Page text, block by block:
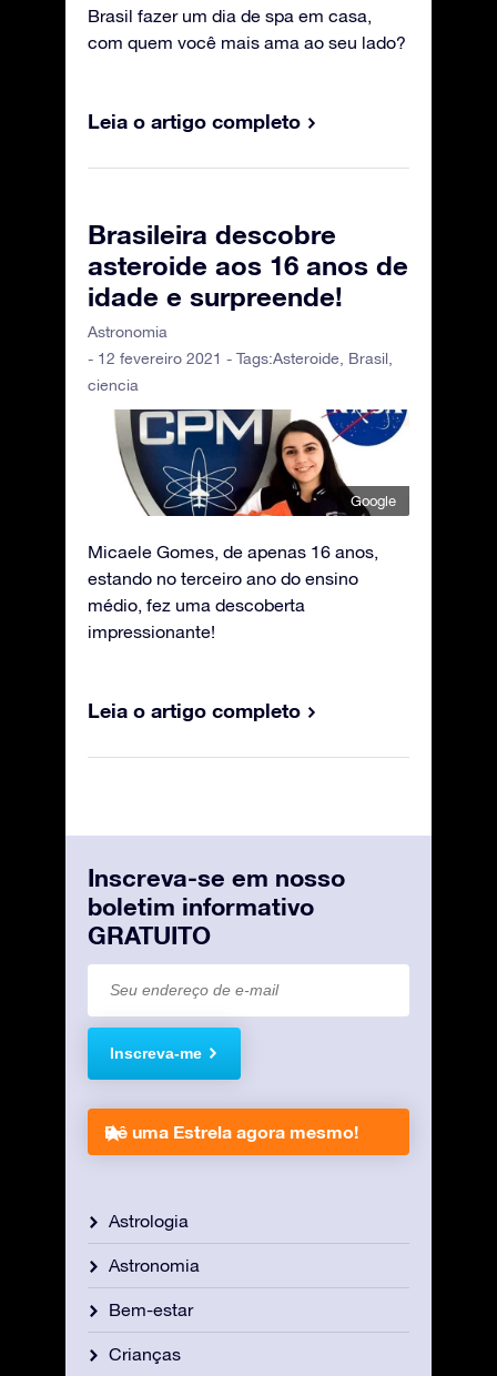
Brasil fazer um dia de spa em casa,
com quem você mais ama ao seu lado?
Leia o artigo completo
Brasileira descobre
asteroide aos 16 anos de
idade e surpreende!
Astronomia
- 12 fevereiro 2021 - Tags:Asteroide Brasil
ciencia
Google
Micaele Gomes, de apenas 16 anos,
estando no terceiro ano do ensino
médio, fez uma descoberta
impressionante!
Leia o artigo completo
Inscreva-se em nosso
boletim informativo
GRATUITO
Inscreva-me
Dê uma Estrela agora mesmo!
Astrologia
Astronomia
Bem-estar
Crianças